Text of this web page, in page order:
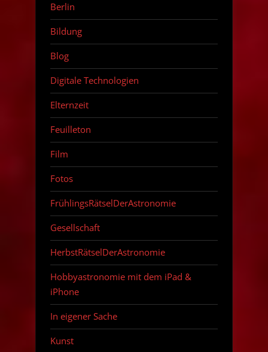
Berlin
Bildung
Blog
Digitale Technologien
Elternzeit
Feuilleton
Film
Fotos
FrühlingsRätselDerAstronomie
Gesellschaft
HerbstRätselDerAstronomie
Hobbyastronomie mit dem iPad &
iPhone
In eigener Sache
Kunst